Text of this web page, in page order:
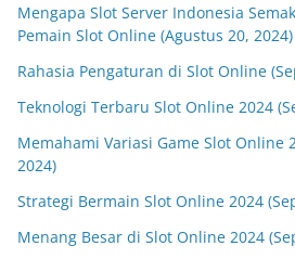
Mengapa Slot Server Indonesia
Pemain Slot Online (Agustus 20, 2024)
Rahasia Pengaturan di Slot Online
Teknologi Terbaru Slot Online 2024
Memahami Variasi Game Slot Online
2024)
Strategi Bermain Slot Online 2024
Menang Besar di Slot Online 2024